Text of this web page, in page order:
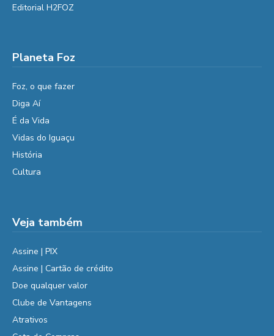
Editorial H2FOZ
Planeta Foz
Foz, o que fazer
Diga Aí
É da Vida
Vidas do Iguaçu
História
Cultura
Veja também
Assine | PIX
Assine | Cartão de crédito
Doe qualquer valor
Clube de Vantagens
Atrativos